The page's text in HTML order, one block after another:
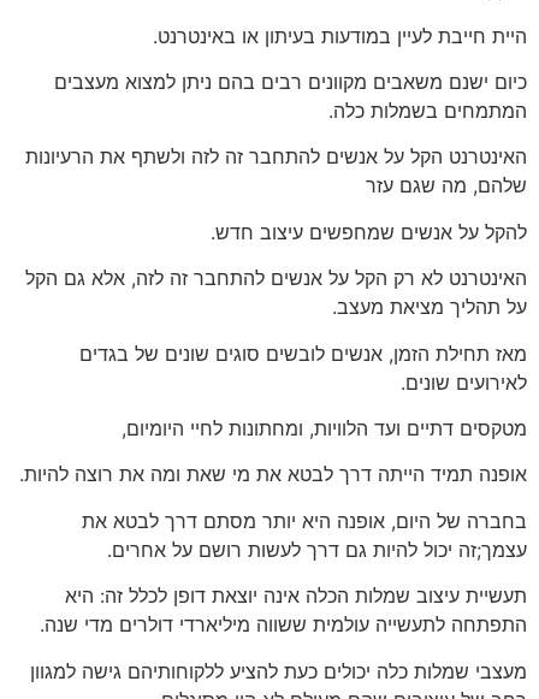
היית חייבת לעיין במודעות בעיתון או באינטרנט.
כיום ישנם משאבים מקוונים רבים בהם ניתן למצוא מעצבים
המתמחים בשמלות כלה.
האינטרנט הקל על אנשים להתחבר זה לזה ולשתף את הרעיונות
שלהם, מה שגם עזר
להקל על אנשים שמחפשים עיצוב חדש.
האינטרנט לא רק הקל על אנשים להתחבר זה לזה, אלא גם הקל
על תהליך מציאת מעצב.
מאז תחילת הזמן, אנשים לובשים סוגים שונים של בגדים
לאירועים שונים.
מטקסים דתיים ועד הלוויות, ומחתונות לחיי היומיום,
אופנה תמיד הייתה דרך לבטא את מי שאת ומה את רוצה להיות.
בחברה של היום, אופנה היא יותר מסתם דרך לבטא את
עצמך;זה יכול להיות גם דרך לעשות רושם על אחרים.
תעשיית עיצוב שמלות הכלה אינה יוצאת דופן לכלל זה: היא
התפתחה לתעשייה עולמית ששווה מיליארדי דולרים מדי שנה.
מעצבי שמלות כלה יכולים כעת להציע ללקוחותיהם גישה למגוון